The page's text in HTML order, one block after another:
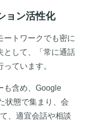
ョン活性化
ートワークでも密に
として、「常に通話
ています。
も含め、Google
状態で集まり、会
、適宜会話や相談